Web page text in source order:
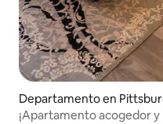
Departamento en
¡Apartamento acogedor